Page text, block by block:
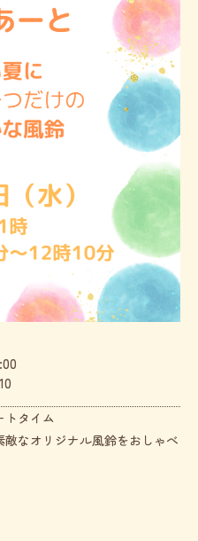
トタイム
なオリジナル風鈴をおしゃべ